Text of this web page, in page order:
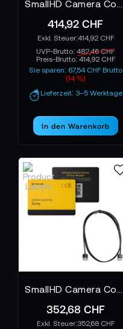
414,92 CHF
414,92 CHF
UVP-Brutto:482,46 CHF
Preis-Brutto: 414,92 CHF
Sie sparen: 67,54 CHF Brutto
(14 %)
Lieferzeit: 3–5 Werktage
In den Warenkorb
352,68 CHF
352,68 CHF